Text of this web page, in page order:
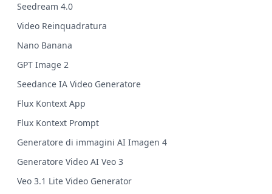
Seedream 4.0
Video Reinquadratura
Nano Banana
GPT Image 2
Seedance IA Video Generatore
Flux Kontext App
Flux Kontext Prompt
Generatore di immagini AI Imagen 4
Generatore Video AI Veo 3
Veo 3.1 Lite Video Generator